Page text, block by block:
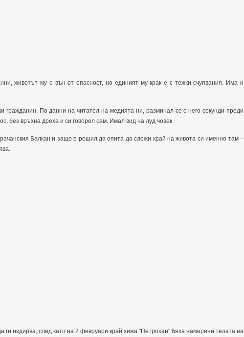
животът му е вън от опасност, но единият му крак е с тежки счупвания. Има и
гражданин. По данни на читател на медията ни, разминал се с него секунди преди
без връхна дреха и си говорел сам. Имал вид на луд човек.
Балкан и защо е решил да опита да сложи край на живота си именно там –
ги издирва, след като на 2 февруари край хижа "Петрохан" бяха намерени телата на